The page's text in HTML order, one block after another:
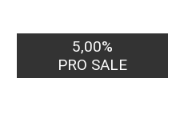
5,00%
PRO SALE